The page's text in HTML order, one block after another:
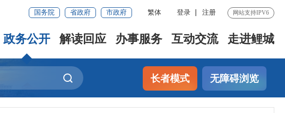
国务院 省政府 市政府 繁体 登录 注册 网站支持IPV6
政务公开 解读回应 办事服务 互动交流 走进鲤城
长者模式 无障碍浏览